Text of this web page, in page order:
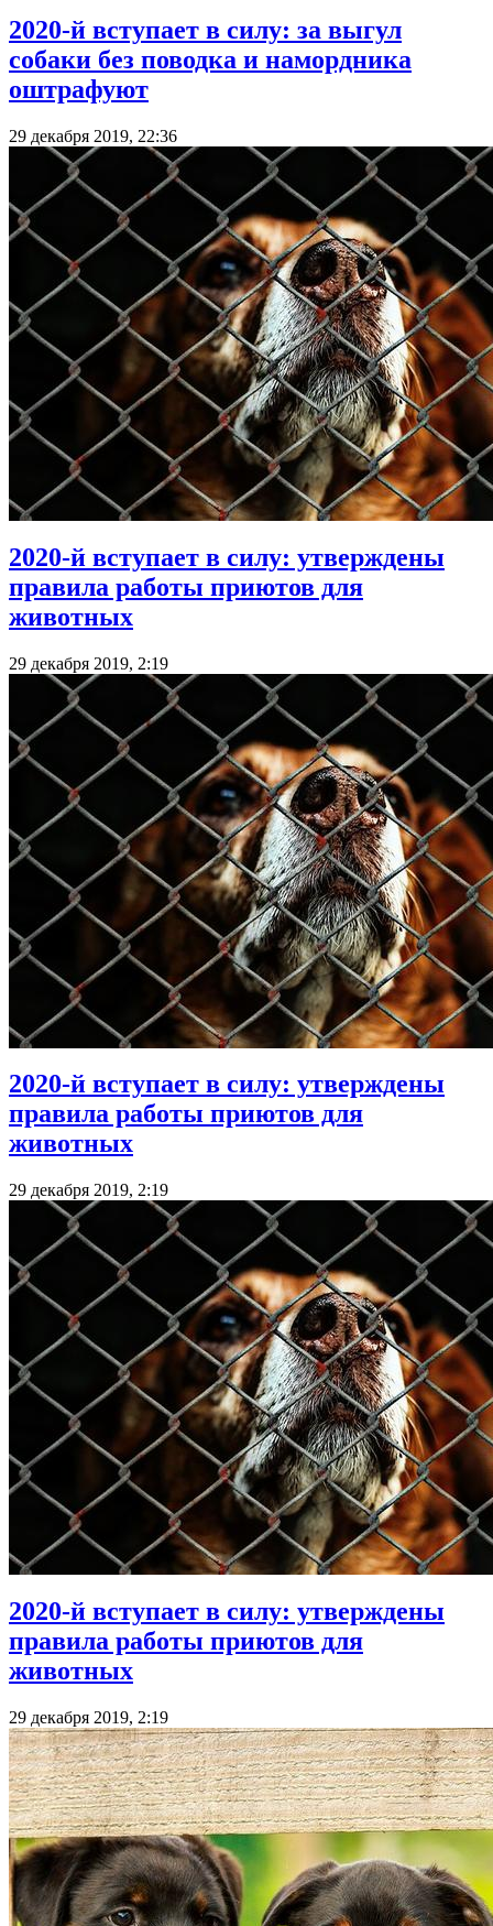
2020-й вступает в силу: за выгул
собаки без поводка и намордника
оштрафуют
29 декабря 2019, 22:36
2020-й вступает в силу: утверждены
правила работы приютов для
животных
29 декабря 2019, 2:19
2020-й вступает в силу: утверждены
правила работы приютов для
животных
29 декабря 2019, 2:19
2020-й вступает в силу: утверждены
правила работы приютов для
животных
29 декабря 2019, 2:19